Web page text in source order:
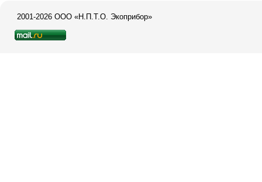
2001-2026 ООО «Н.П.Т.О. Экоприбор»